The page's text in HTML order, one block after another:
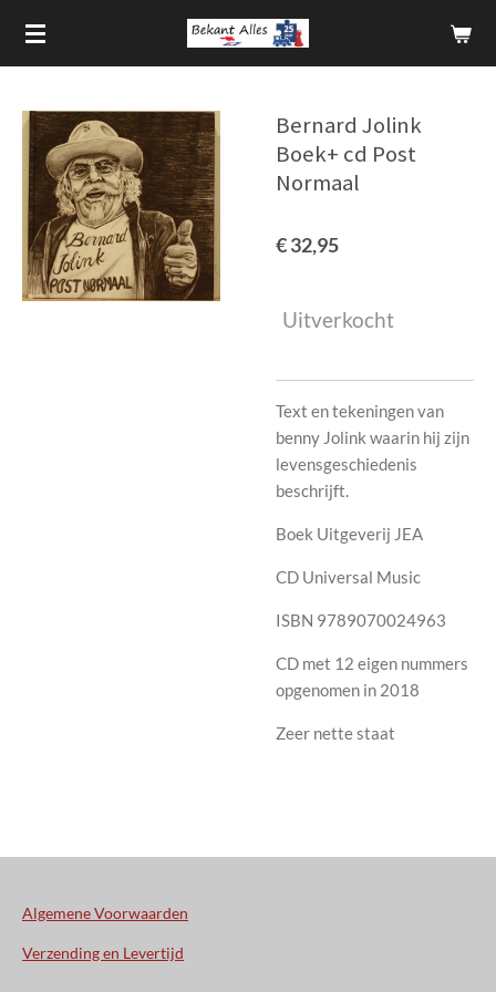
Ga
direct
hoofdinhoud
Bernard Jolink
Boek+ cd Post
Normaal
€ 32,95
Uitverkocht
Text en tekeningen van
benny Jolink waarin hij zijn
levensgeschiedenis
beschrijft.
Boek Uitgeverij JEA
CD Universal Music
ISBN 9789070024963
CD met 12 eigen nummers
opgenomen in 2018
Zeer nette staat
Algemene Voorwaarden
Verzending en Levertijd